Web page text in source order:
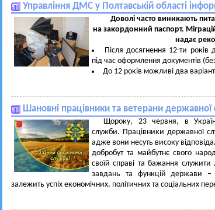
Управління ДМС у Полтавській області
Доволі часто виникають
на закордонний паспорт.
надає
Після досягнення 12-ти років
під час оформлення документів
До 12 років можливі два
Шановні працівники та ветерани
Щороку, 23 червня, в
служби. Працівники державної
адже вони несуть високу
добробут та майбутнє свого
своїй справі та бажання
завдань та функцій держави –
залежить успіх економічних, політичних та соціальних